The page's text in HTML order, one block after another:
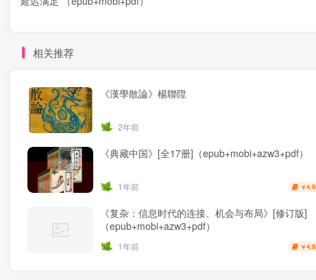
相关推荐
《漢學散論》楊聯陞
2年前
《典藏中国》[全17册]（epub+mobi+azw3+pdf）
1年前 ￥4.9
《复杂：信息时代的连接、机会与布局》[修订版]
（epub+mobi+azw3+pdf）
1年前 ￥4.9